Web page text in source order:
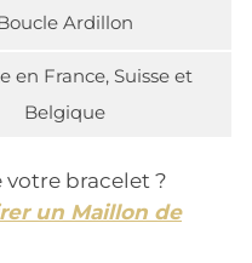
Ardillon
en France, Suisse et
Belgique
votre bracelet ?
un Maillon de